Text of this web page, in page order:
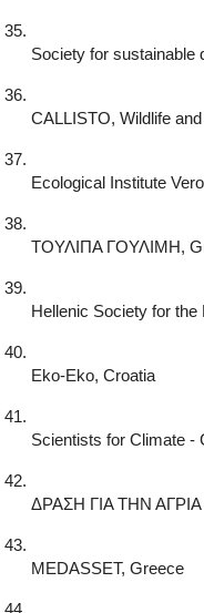
Society for sustainable
CALLISTO, Wildlife
Ecological Institute
ΤΟΥΛΙΠΑ ΓΟΥΛΙΜΗ,
Hellenic Society for
Eko-Eko, Croatia
Scientists for Climate -
ΔΡΑΣΗ ΓΙΑ ΤΗΝ
MEDASSET, Greece